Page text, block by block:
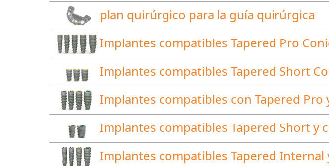
plan quirúrgico para la guía quirúrgica
Implantes compatibles Tapered Pro
Implantes compatibles Tapered Short
Implantes compatibles con Tapered
Implantes compatibles Tapered Short y
Implantes compatibles Tapered